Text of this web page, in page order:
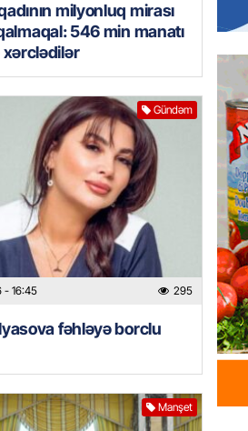
milyonluq mirası
546 min manatı
Gündəm
- 16:45 295
fəhləyə borclu
Manşet